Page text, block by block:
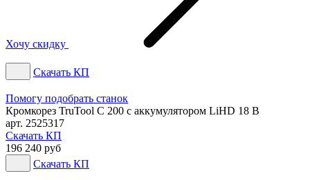
Хочу скидку
Скачать КП
Помогу подобрать станок
Кромкорез TruTool C 200 с аккумулятором LiHD 18 В
арт. 2525317
Скачать КП
196 240 руб
Скачать КП